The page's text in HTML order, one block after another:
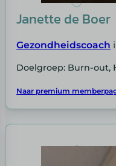
Janette de Boer
Gezondheidscoach
Doelgroep: Burn-out,
Naar premium